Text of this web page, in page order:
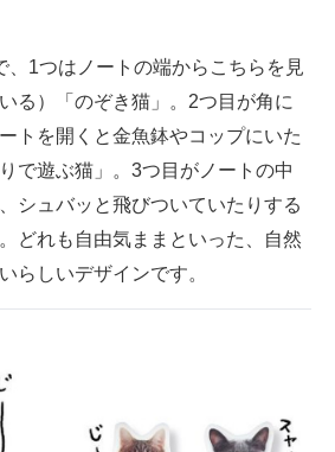
の話題
1つはノートの端からこちらを見
る）「のぞき猫」。2つ目が角に
トを開くと金魚鉢やコップにいた
で遊ぶ猫」。3つ目がノートの中
シュバッと飛びついていたりする
どれも自由気ままといった、自然
らしいデザインです。